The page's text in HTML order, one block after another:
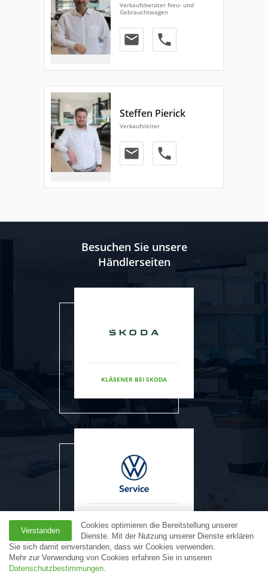
Verstanden
Cookies optimieren die Bereitstellung unserer
Dienste. Mit der Nutzung unserer Dienste erklären
Sie sich damit einverstanden, dass wir Cookies verwenden.
Mehr zur Verwendung von Cookies erfahren Sie in unseren
Datenschutzbestimmungen.
Verkaufsberater Neu- und
Gebrauchtwagen
email phone
Steffen Pierick
Verkaufsleiter
email phone
Besuchen Sie unsere
Händlerseiten
KLÄSENER BEI SKODA
VW SERVICE